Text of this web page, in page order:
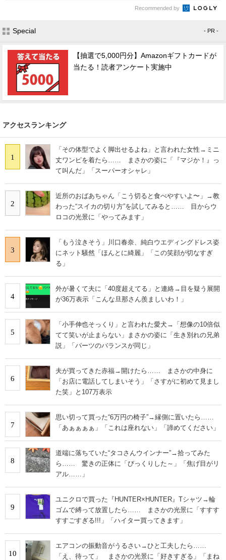
Recommended by
Special - PR -
【抽選で5,000円分】Amazonギフトカードが
当たる！読者アンケート実施中
アクセスランキング
1
「その体型でよく脚出せるよね」と言われた女性→ミニ
丈ワンピを着たら…… まさかの姿に「『マジか！』っ
て叫んだ」「スーパーオシャレ」
2
近所のおばあちゃん「こう切ると食べやすいよ〜」→教
わった“スイカの切り方”を試してみると…… 目からウ
ロコの光景に「やってみます」
3
「もう泣きそう」川口春奈、純白ウエディングドレス姿
にネット騒然「ほんとに綺麗」「この笑顔が切なすぎ
る」
4
外が暑くて夫に「40度超えてる」と連絡→目を疑う展開
が36万表示「こんな旦那さん羨ましいわ！」
5
「小手伸也そっくり」と言われた愛犬→「想像の10倍似
てて笑いが止まらない」まさかの姿に「生き別れの兄弟
説」「パーツのバランスが同じ」
6
夫が買ってきた赤福→開けたら…… まさかの中身に
「お店に電話してしまいそう」「さすがに初めて見まし
た笑」と107万表示
7
思い切って買った“6万円の椅子”→縁側に置いたら……
「あぁぁぁぁ」「これは座れない」「諦めてください」
8
道端に落ちていた“タコさんウインナー”→拾ってみた
ら…… 驚きの正体に「びっくりした～」「焦げ目がリ
アル……」
9
ユニクロで買った『HUNTER×HUNTER』Tシャツ→輪
ゴムで縛って放置したら…… まさかの光景に「すすす
すすごすぎる!!!」「ハイター買ってきます」
10
エアコンの振動音がうるさい→ひと工夫したら……
「え、待って」 まさかの光景に「好きすぎる」「まね